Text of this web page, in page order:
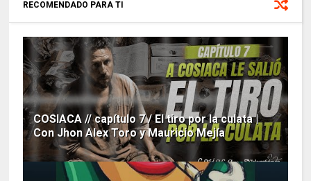
RECOMENDADO PARA TI
COSIACA // capítulo 7 / El tiro por la culata |
Con Jhon Alex Toro y Mauricio Mejía